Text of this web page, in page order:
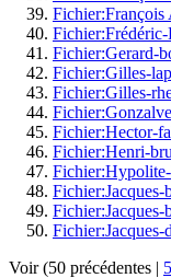
Fichier:Gerard-
Fichier:Gilles-
Fichier:Gilles-
Fichier:Hector-
Fichier:Henri-
Fichier:Jacques-
Fichier:Jacques-
Fichier:Jacques-
Voir (50 précédentes |